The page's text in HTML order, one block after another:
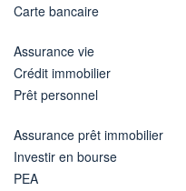
Carte bancaire
Assurance vie
Crédit immobilier
Prêt personnel
Assurance prêt immobilier
Investir en bourse
PEA